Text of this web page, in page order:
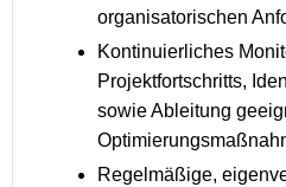
organisatorischen
Kontinuierliches
Projektfortschritts,
sowie Ableitung
Regelmäßige,